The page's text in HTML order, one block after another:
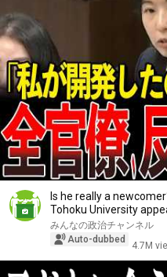
Is he really a
Tohoku University
みんなの政治チャンネル
Auto-dubbed
4.7M